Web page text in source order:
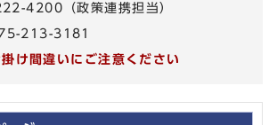
4200（政策連携担当）
213-3181
け間違いにご注意ください